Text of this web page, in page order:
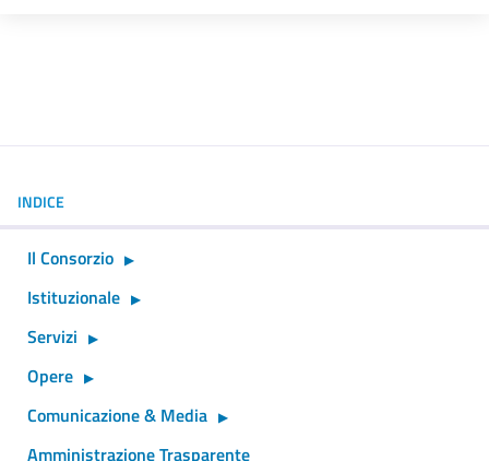
INDICE
Il Consorzio
Istituzionale
Servizi
Opere
Comunicazione & Media
Amministrazione Trasparente